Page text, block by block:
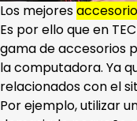
Los mejores
Es por ello que en
gama de accesorios
la computadora. Ya
relacionados con el
Por ejemplo, utilizar